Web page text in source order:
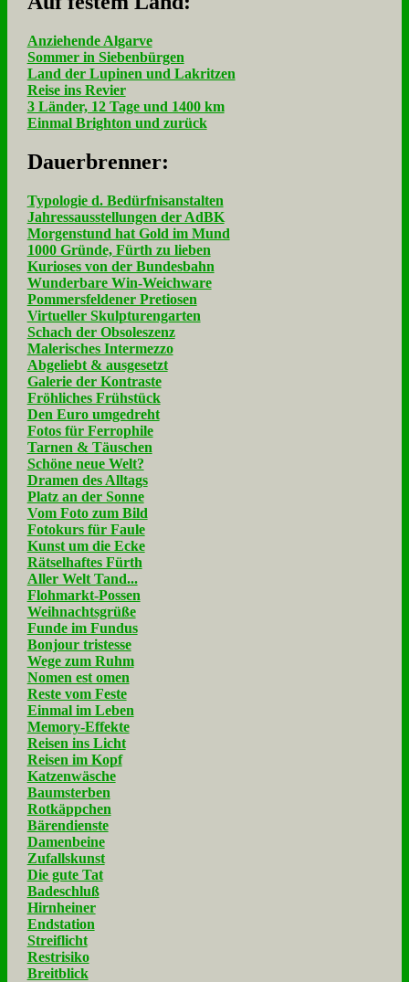
Anziehende Algarve
Sommer in Siebenbürgen
Land der Lupinen und Lakritzen
Reise ins Revier
3 Länder, 12 Tage und 1400 km
Einmal Brighton und zurück
Dau­er­bren­ner:
Typologie d. Bedürfnisanstalten
Jahressausstellungen der AdBK
Morgenstund hat Gold im Mund
1000 Gründe, Fürth zu lieben
Kurioses von der Bundesbahn
Wunderbare Win-Weichware
Pommersfeldener Pretiosen
Virtueller Skulpturengarten
Schach der Obsoleszenz
Malerisches Intermezzo
Abgeliebt & ausgesetzt
Galerie der Kontraste
Fröhliches Frühstück
Den Euro umgedreht
Fotos für Ferrophile
Tarnen & Täuschen
Schöne neue Welt?
Dramen des Alltags
Platz an der Sonne
Vom Foto zum Bild
Fotokurs für Faule
Kunst um die Ecke
Rätselhaftes Fürth
Aller Welt Tand...
Flohmarkt-Possen
Weihnachtsgrüße
Funde im Fundus
Bonjour tristesse
Wege zum Ruhm
Nomen est omen
Reste vom Feste
Einmal im Leben
Memory-Effekte
Reisen ins Licht
Reisen im Kopf
Katzenwäsche
Baumsterben
Rotkäppchen
Bärendienste
Damenbeine
Zufallskunst
Die gute Tat
Badeschluß
Hirnheiner
Endstation
Streiflicht
Restrisiko
Breitblick